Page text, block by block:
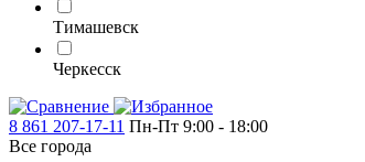
Тимашевск
Черкесск
8 861 207-17-11 Пн-Пт 9:00 - 18:00
Все города